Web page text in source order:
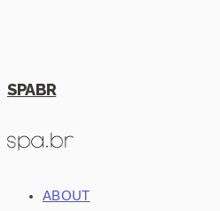
SPABR
ABOUT